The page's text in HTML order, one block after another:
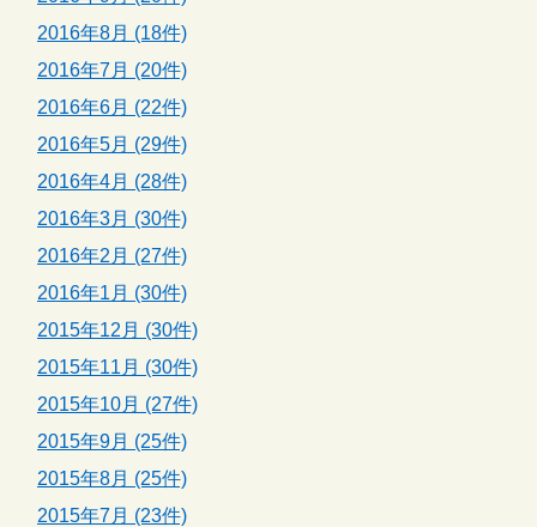
2016年8月 (18件)
2016年7月 (20件)
2016年6月 (22件)
2016年5月 (29件)
2016年4月 (28件)
2016年3月 (30件)
2016年2月 (27件)
2016年1月 (30件)
2015年12月 (30件)
2015年11月 (30件)
2015年10月 (27件)
2015年9月 (25件)
2015年8月 (25件)
2015年7月 (23件)